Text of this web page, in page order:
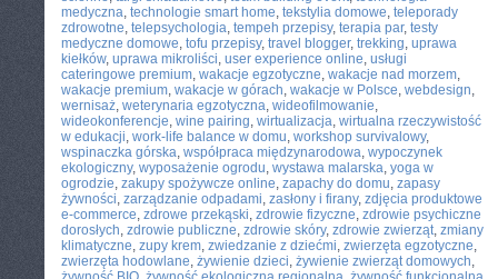
medyczna, technologie smart home, tekstylia domowe, teleporady
zdrowotne, telepsychologia, tempeh przepisy, terapia par, testy
medyczne domowe, tofu przepisy, travel blogger, trekking, uprawa
kiełków, uprawa mikroliści, user experience online, usługi
cateringowe premium, wakacje egzotyczne, wakacje nad morzem,
wakacje premium, wakacje w górach, wakacje w Polsce, webdesign,
wernisaż, weterynaria egzotyczna, wideofilmowanie,
wideokonferencje, wine pairing, wirtualizacja, wirtualna rzeczywistość
w edukacji, work-life balance w domu, workshop survivalowy,
wspinaczka górska, współpraca międzynarodowa, wypoczynek
ekologiczny, wyposażenie ogrodu, wystawa malarska, yoga w
ogrodzie, zakupy spożywcze online, zapachy do domu, zapasy
żywności, zarządzanie odpadami, zasłony i firany, zdjęcia produktowe
e-commerce, zdrowe przekąski, zdrowie fizyczne, zdrowie psychiczne
dorosłych, zdrowie publiczne, zdrowie skóry, zdrowie zwierząt, zmiany
klimatyczne, zupy krem, zwiedzanie z dziećmi, zwierzęta egzotyczne,
zwierzęta hodowlane, żywienie dzieci, żywienie zwierząt domowych,